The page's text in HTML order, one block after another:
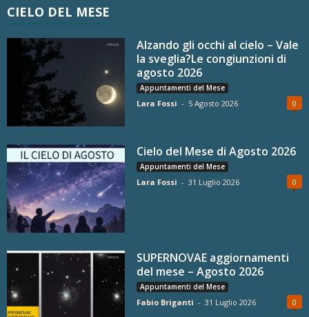
CIELO DEL MESE
Alzando gli occhi al cielo – Vale
la sveglia?Le congiunzioni di
agosto 2026
Appuntamenti del Mese
Lara Fossi - 5 Agosto 2026 0
Cielo del Mese di Agosto 2026
Appuntamenti del Mese
Lara Fossi - 31 Luglio 2026 0
SUPERNOVAE aggiornamenti
del mese – Agosto 2026
Appuntamenti del Mese
Fabio Briganti - 31 Luglio 2026 0